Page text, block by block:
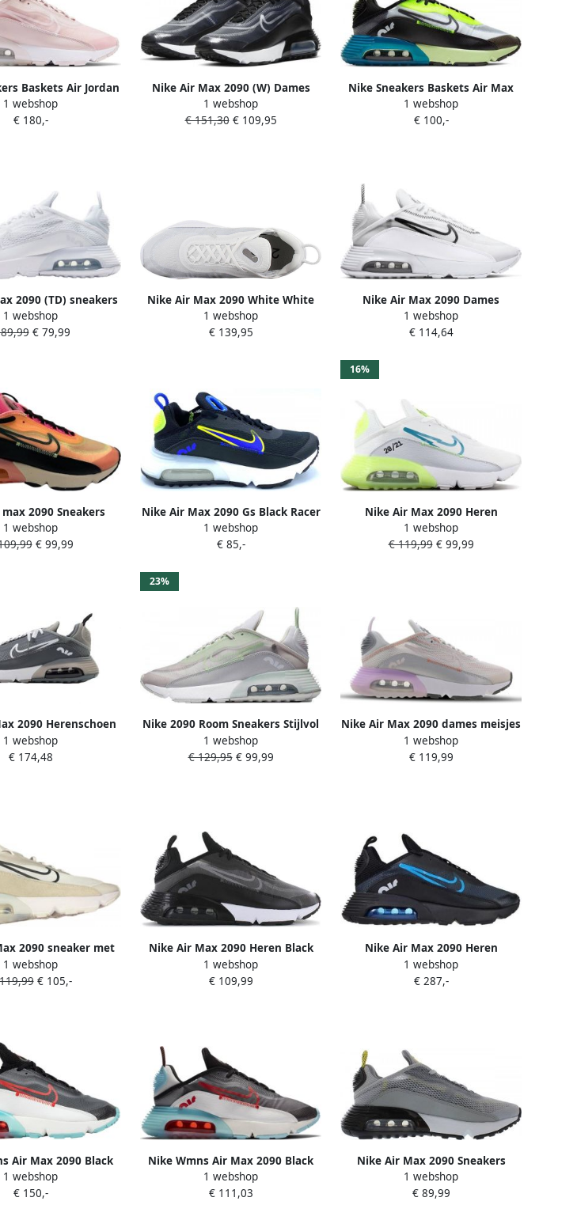
Baskets Air Jordan
High OG rose
1 webshop
€ 180,-
Nike Air Max 2090 (W) Dames
Sneakers Sport Casual Schoenen
Zwart CK2612
1 webshop
€ 151,30€ 109,95
Nike Sneakers Baskets Air Max
2090 maille respirante
1 webshop
€ 100,-
2090 (TD) sneakers
wit lichtgrijs
1 webshop
€ 79,99
Nike Air Max 2090 White White
Wolf Grey Pure Platinum
Schoenmaat 46 Sneakers BV9977
1 webshop
€ 139,95
Nike Air Max 2090 Dames
Sneakers Sport Casual Schoenen
Wit CK2612
1 webshop
€ 114,64
2090 Sneakers
Roze Zwart Creme
1 webshop
€ 99,99
Nike Air Max 2090 Gs Black Racer
Blue Volt Shoes grade school
DA4669 001
1 webshop
€ 85,-
16%
Nike Air Max 2090 Heren
Sneakers Sportschoenen
Vrijetijds Schoenen Wit DJ6898
1 webshop
€ 119,99€ 99,99
2090 Herenschoen
Cool Grey Black
White Heren
1 webshop
€ 174,48
23%
Nike 2090 Room Sneakers Stijlvol
en Comfortabel Grijs Heren
1 webshop
€ 129,95€ 99,99
Nike Air Max 2090 dames meisjes
sneakers schoenen
1 webshop
€ 119,99
2090 sneaker met
mesh details
1 webshop
€ 105,-
Nike Air Max 2090 Heren Black
Wolf Grey Anthracite White
Heren
1 webshop
€ 109,99
Nike Air Max 2090 Heren
Sneakers Sportschoenen
Schoenen Zwart DC4117
1 webshop
€ 287,-
Air Max 2090 Black
Bleached Aqua
36 1 2 Sneakers
1 webshop
€ 150,-
Nike Wmns Air Max 2090 Black
Chile Red Bleached Aqua
Schoenmaat 36 1 2 Sneakers
1 webshop
€ 111,03
Nike Air Max 2090 Sneakers
Sportschoenen
1 webshop
€ 89,99